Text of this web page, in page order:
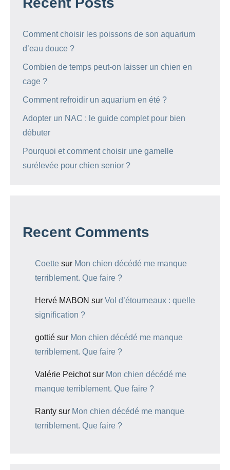
Comment choisir les poissons de son aquarium
d’eau douce ?
Combien de temps peut-on laisser un chien en
cage ?
Comment refroidir un aquarium en été ?
Adopter un NAC : le guide complet pour bien
débuter
Pourquoi et comment choisir une gamelle
surélevée pour chien senior ?
Recent Comments
Coette sur Mon chien décédé me manque
terriblement. Que faire ?
Hervé MABON sur Vol d’étourneaux : quelle
signification ?
gottié sur Mon chien décédé me manque
terriblement. Que faire ?
Valérie Peichotsur Mon chien décédé me
manque terriblement. Que faire ?
Ranty sur Mon chien décédé me manque
terriblement. Que faire ?